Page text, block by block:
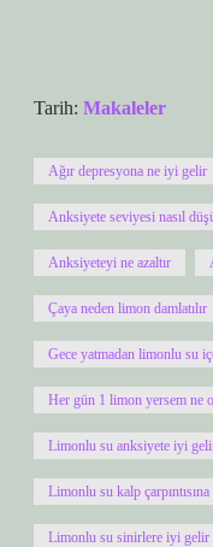
Tarih: Makaleler
Ağır depresyona ne iyi gelir
Anksiyete seviyesi nasıl
Anksiyeteyi ne azaltır
Çaya neden limon damlatılır
Gece yatmadan limonlu su
Her gün 1 limon yersem ne
Limonlu su anksiyete iyi
Limonlu su kalp
Limonlu su sinirlere iyi gelir